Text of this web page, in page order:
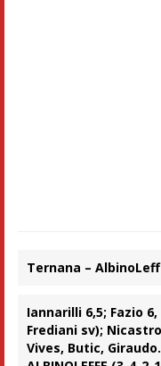
Ternana –
Iannarilli 6,5; Fazio
Frediani sv);
Vives, Butic,